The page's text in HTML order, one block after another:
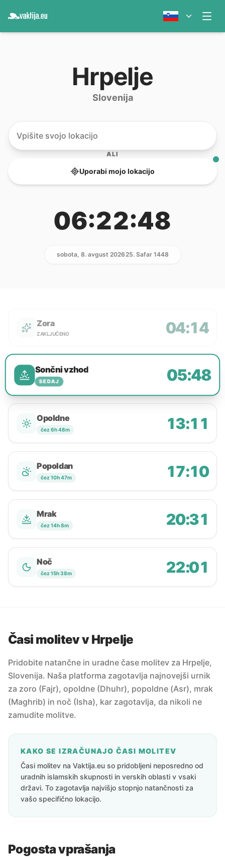
Hrpelje
Slovenija
ALI
Uporabi mojo lokacijo
06:22:48
sobota, 8. avgust 202625. Safar 1448
Zora
ZAKLJUČENO 04:14
Sončni vzhod
SEDAJ 05:48
Opoldne
čez 6h 48m 13:11
Popoldan
čez 10h 47m 17:10
Mrak
čez 14h 8m 20:31
Noč
čez 15h 38m 22:01
Časi molitev v Hrpelje
Pridobite natančne in uradne čase molitev za Hrpelje,
Slovenija. Naša platforma zagotavlja najnovejši urnik
za zoro (Fajr), opoldne (Dhuhr), popoldne (Asr), mrak
(Maghrib) in noč (Isha), kar zagotavlja, da nikoli ne
zamudite molitve.
KAKO SE IZRAČUNAJO ČASI MOLITEV
Časi molitev na Vaktija.eu so pridobljeni neposredno od
uradnih islamskih skupnosti in verskih oblasti v vsaki
državi. To zagotavlja najvišjo stopnjo natančnosti za
vašo specifično lokacijo.
Pogosta vprašanja